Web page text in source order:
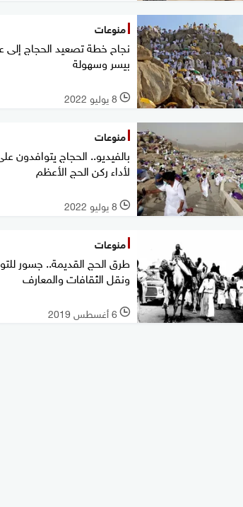
منوعات
نجاح خطة تصعيد الحجاج إلى
بيسر وسهولة
l 8 يوليو 2022
منوعات
بالفيديو.. الحجاج يتوافدون
لأداء ركن الحج الأعظم
l 8 يوليو 2022
منوعات
طرق الحج القديمة.. جسور
ونقل الثقافات والمعارف
l 6 أغسطس 2019